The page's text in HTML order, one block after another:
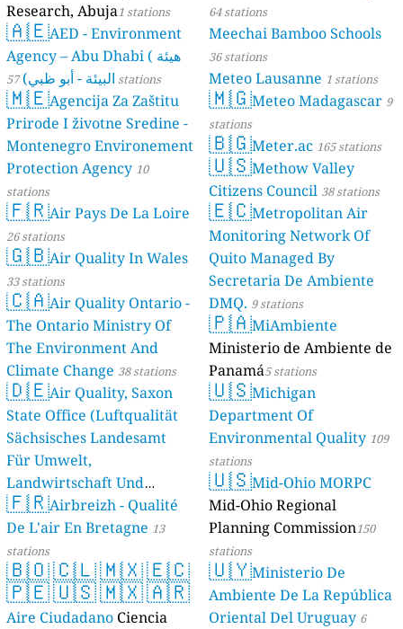
Research, Abuja1 stations
🇦🇪AED - Environment
Agency – Abu Dhabi ( هيئة
البيئة - أبو ظبي) 57 stations
🇲🇪Agencija Za Zaštitu
Prirode I životne Sredine -
Montenegro Environement
Protection Agency 10
stations
🇫🇷Air Pays De La Loire
26 stations
🇬🇧Air Quality In Wales
33 stations
🇨🇦Air Quality Ontario -
The Ontario Ministry Of
The Environment And
Climate Change 38 stations
🇩🇪Air Quality, Saxon
State Office (Luftqualität
Sächsisches Landesamt
Für Umwelt,
Landwirtschaft Und
Geologie) 50 stations
🇫🇷Airbreizh - Qualité
De L'air En Bretagne 13
stations
🇧🇴🇨🇱🇲🇽🇪🇨
🇵🇪🇺🇸🇲🇽🇦🇷
Aire Ciudadano Ciencia
64 stations
Meechai Bamboo Schools
36 stations
Meteo Lausanne 1 stations
🇲🇬Meteo Madagascar 9
stations
🇧🇬Meter.ac 165 stations
🇺🇸Methow Valley
Citizens Council 38 stations
🇪🇨Metropolitan Air
Monitoring Network Of
Quito Managed By
Secretaria De Ambiente
DMQ. 9 stations
🇵🇦MiAmbiente
Ministerio de Ambiente de
Panamá5 stations
🇺🇸Michigan
Department Of
Environmental Quality 109
stations
🇺🇸Mid-Ohio MORPC
Mid-Ohio Regional
Planning Commission150
stations
🇺🇾Ministerio De
Ambiente De La República
Oriental Del Uruguay 6